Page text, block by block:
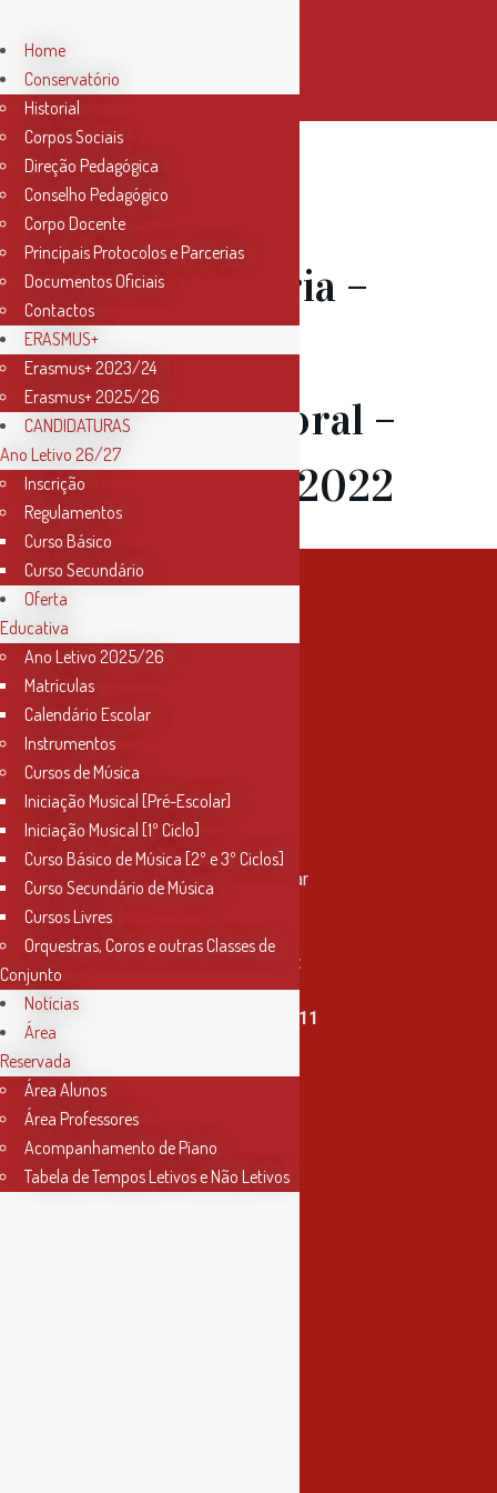
01 Jun
Convocatória –
Assembleia
Geral Eleitoral –
13 de julho 2022
Contactos
Rua Miguel Bombarda, nº 4, 1º andar
2000-080 Santarém
info@conservatoriosantarem.pt
T. (+351) 915 335 478 / 913 890 411
Horário Secretaria
2ª, 3ª, 5ª e 6ª feira
das 9h às 17h30
4ª feira
Home
Conservatório
Historial
Corpos Sociais
Direção Pedagógica
Conselho Pedagógico
Corpo Docente
Principais Protocolos e Parcerias
Documentos Oficiais
Contactos
ERASMUS+
Erasmus+ 2023/24
Erasmus+ 2025/26
CANDIDATURAS
Ano Letivo 26/27
Inscrição
Regulamentos
Curso Básico
Curso Secundário
Oferta
Educativa
Ano Letivo 2025/26
Matrículas
Calendário Escolar
Instrumentos
Cursos de Música
Iniciação Musical [Pré-Escolar]
Iniciação Musical [1º Ciclo]
Curso Básico de Música [2º e 3º Ciclos]
Curso Secundário de Música
Cursos Livres
Orquestras, Coros e outras Classes de
Conjunto
Notícias
Área
Reservada
Área Alunos
Área Professores
Acompanhamento de Piano
Tabela de Tempos Letivos e Não Letivos